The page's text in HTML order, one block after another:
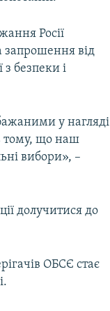
Росії
запрошення від
безпеки і
у нагляді
тому, що наш
вибори», –
долучитися до
ОБСЄ стає